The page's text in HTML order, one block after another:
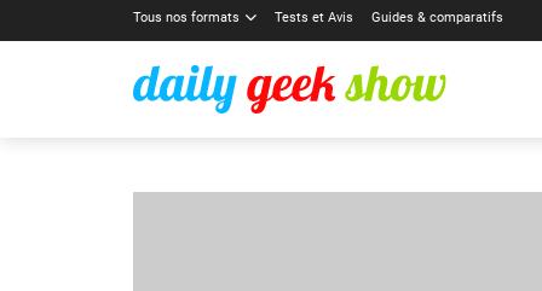
Tous nos formats Tests et Avis Guides & comparatifs